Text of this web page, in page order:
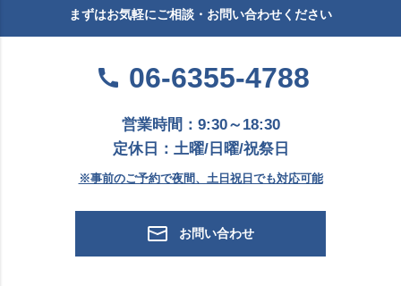
まずはお気軽にご相談・お問い合わせください
06-6355-4788
営業時間：9:30～18:30
定休日：土曜/日曜/祝祭日
※事前のご予約で夜間、土日祝日でも対応可能
お問い合わせ